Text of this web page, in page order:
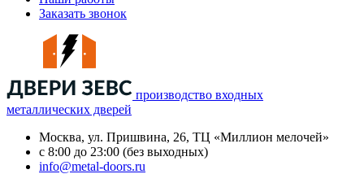
Заказать звонок
производство входных
металлических дверей
Москва, ул. Пришвина, 26, ТЦ «Миллион мелочей»
с 8:00 до 23:00 (без выходных)
info@metal-doors.ru